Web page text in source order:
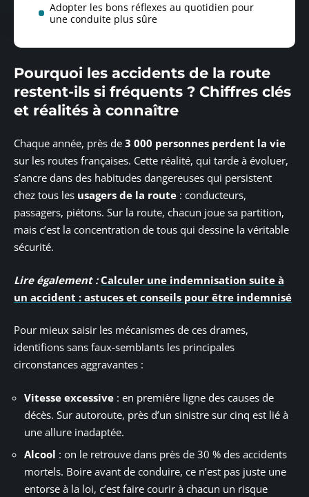
Adopter les bons réflexes au quotidien pour
une conduite plus sûre
Pourquoi les accidents de la route
restent-ils si fréquents ? Chiffres clés
et réalités à connaître
Chaque année, près de 3 000 personnes perdent la vie
sur les routes françaises. Cette réalité, qui tarde à évoluer,
s’ancre dans des habitudes dangereuses qui persistent
chez tous les usagers de la route : conducteurs,
passagers, piétons. Sur la route, chacun joue sa partition,
mais c’est la concentration de tous qui dessine la véritable
sécurité.
Lire également : Calculer une indemnisation suite à
un accident : astuces et conseils pour être indemnisé
Pour mieux saisir les mécanismes de ces drames,
identifions sans faux-semblants les principales
circonstances aggravantes :
Vitesse excessive : en première ligne des causes de
décès. Sur autoroute, près d’un sinistre sur cinq est lié à
une allure inadaptée.
Alcool : on le retrouve dans près de 30 % des accidents
mortels. Boire avant de conduire, ce n’est pas juste une
entorse à la loi, c’est faire courir à chacun un risque